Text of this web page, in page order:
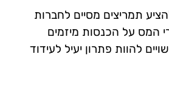
תמריצים מסיים לחברות
המס על הכנסות מיזמים
להוות פתרון יעיל לעידוד